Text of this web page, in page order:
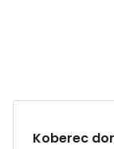
Koberec